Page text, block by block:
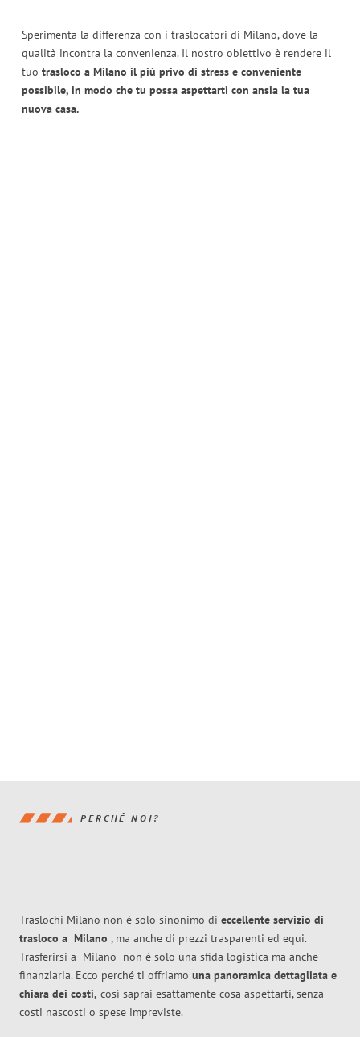
Sperimenta la differenza con i traslocatori di Milano, dove la
qualità incontra la convenienza. Il nostro obiettivo è rendere il
tuo trasloco a Milano il più privo di stress e conveniente
possibile, in modo che tu possa aspettarti con ansia la tua
nuova casa.
PERCHÉ NOI?
Traslochi Milano non è solo sinonimo di eccellente servizio di
trasloco a Milano , ma anche di prezzi trasparenti ed equi.
Trasferirsi a Milano non è solo una sfida logistica ma anche
finanziaria. Ecco perché ti offriamo una panoramica dettagliata e
chiara dei costi, così saprai esattamente cosa aspettarti, senza
costi nascosti o spese impreviste.